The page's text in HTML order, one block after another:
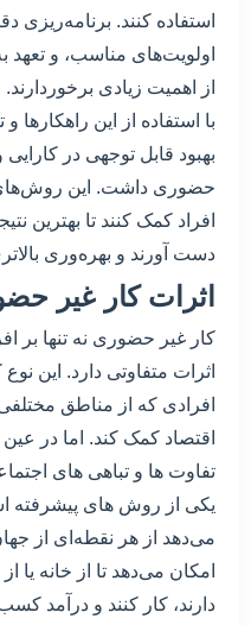
استفاده کنند. برنامه‌ریزی
اولویت‌های مناسب، و
از اهمیت زیادی برخوردارند.
با استفاده از این
بهبود قابل توجهی در
حضوری داشت. این روش‌های
افراد کمک کنند تا بهترین
دست آورند و بهره‌وری
اثرات کار غیر
کار غیر حضوری نه تنها بر
اثرات متفاوتی دارد. این
افرادی که از مناطق
اقتصاد کمک کند. اما در
تفاوت ها و تباهی های
یکی از روش های پیشرفته
می‌دهد از هر نقطه‌ای از
امکان می‌دهد تا از خانه یا
دارند، کار کنند و درآمد